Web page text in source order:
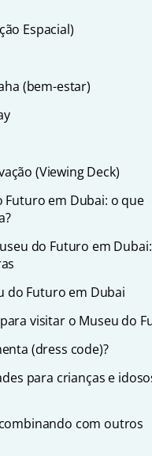
Espacial)
(bem-estar)
(Viewing Deck)
em Dubai: o que
do Futuro em Dubai:
do Futuro em Dubai
visitar o Museu do
(dress code)?
para crianças e
com outros